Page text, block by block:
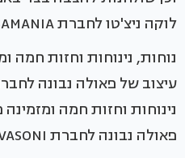
לוקה ניצ'טו לחברת CASAMANIA.
נוחות, נינוחות וחזות חמה
נינוחות וחזות חמה
פאולה נבונה לחברת GERVASONI